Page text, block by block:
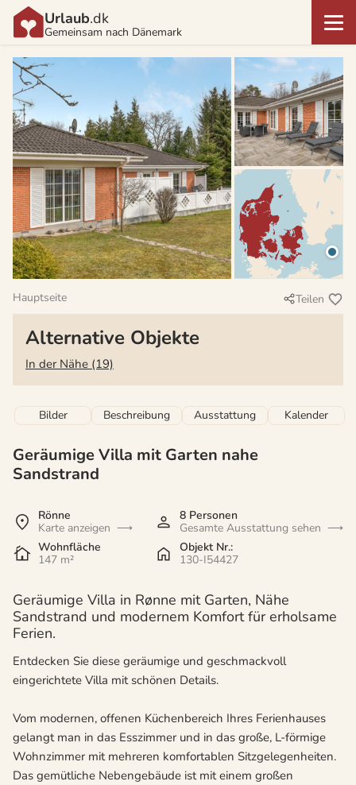
Urlaub.dk
Gemeinsam nach Dänemark
Hauptseite Teilen
Alternative Objekte
In der Nähe (19)
Bilder Beschreibung Ausstattung Kalender
Geräumige Villa mit Garten nahe
Sandstrand
Rönne
Karte anzeigen
8 Personen
Gesamte Ausstattung sehen
Wohnfläche
147 m²
Objekt Nr.:
130-I54427
Geräumige Villa in Rønne mit Garten, Nähe
Sandstrand und modernem Komfort für erholsame
Ferien.
Entdecken Sie diese geräumige und geschmackvoll
eingerichtete Villa mit schönen Details.
Vom modernen, offenen Küchenbereich Ihres Ferienhauses
gelangt man in das Esszimmer und in das große, L-förmige
Wohnzimmer mit mehreren komfortablen Sitzgelegenheiten.
Das gemütliche Nebengebäude ist mit einem großen